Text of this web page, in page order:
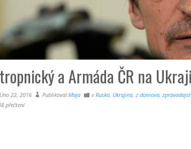
a Armáda ČR na
Úno 22, 2016 Publikoval:Maja vRusko, Ukrajina, z domova,
přečtení